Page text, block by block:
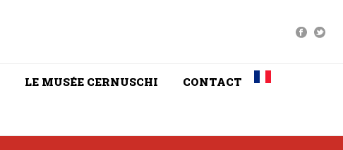
LE MUSÉE CERNUSCHI CONTACT